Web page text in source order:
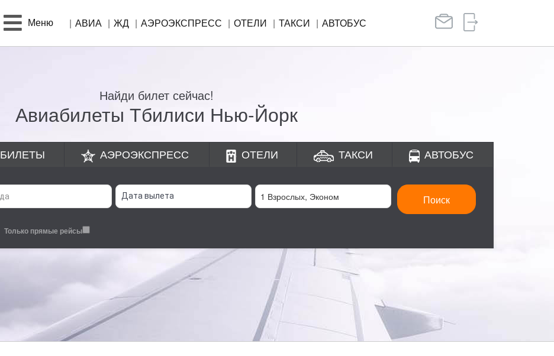
Меню АВИА ЖД АЭРОЭКСПРЕСС ОТЕЛИ ТАКСИ АВТОБУС
Найди билет сейчас!
Авиабилеты Тбилиси Нью-Йорк
БИЛЕТЫ АЭРОЭКСПРЕСС ОТЕЛИ ТАКСИ АВТОБУС
Поиск
Только прямые рейсы